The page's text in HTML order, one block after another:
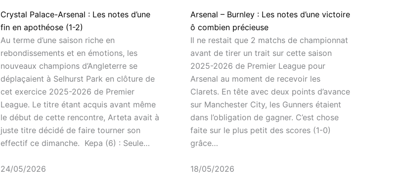
Crystal Palace-Arsenal : Les notes d’une
fin en apothéose (1-2)
Au terme d’une saison riche en
rebondissements et en émotions, les
nouveaux champions d’Angleterre se
déplaçaient à Selhurst Park en clôture de
cet exercice 2025-2026 de Premier
League. Le titre étant acquis avant même
le début de cette rencontre, Arteta avait à
juste titre décidé de faire tourner son
effectif ce dimanche. Kepa (6) : Seule…
24/05/2026
Arsenal – Burnley : Les notes d’une victoire
ô combien précieuse
Il ne restait que 2 matchs de championnat
avant de tirer un trait sur cette saison
2025-2026 de Premier League pour
Arsenal au moment de recevoir les
Clarets. En tête avec deux points d’avance
sur Manchester City, les Gunners étaient
dans l’obligation de gagner. C’est chose
faite sur le plus petit des scores (1-0)
grâce…
18/05/2026